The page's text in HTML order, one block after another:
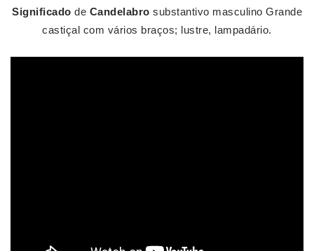
Significado de Candelabro substantivo masculino Grande
castiçal com vários braços; lustre, lampadário.